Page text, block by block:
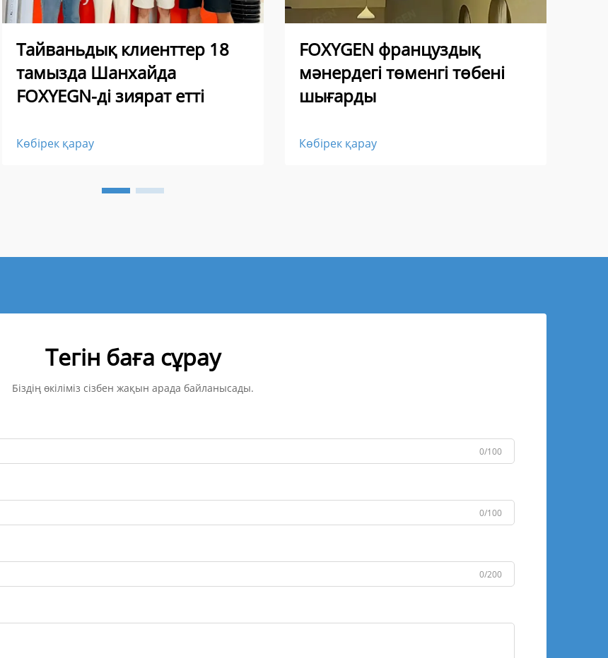
Тайваньдық клиенттер 18
тамызда Шанхайда
FOXYEGN-ді зиярат етті
Көбірек қарау
FOXYGEN француздық
мәнердегі төменгі төбені
шығарды
Көбірек қарау
Тегін баға сұрау
Біздің өкіліміз сізбен жақын арада байланысады.
0/100
0/100
0/200